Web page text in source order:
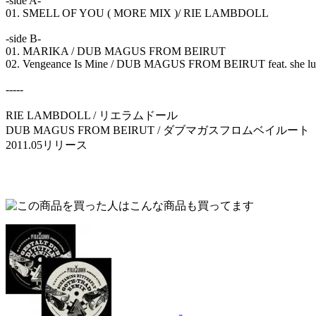
01. SMELL OF YOU ( MORE MIX )/ RIE LAMBDOLL
-side B-
01. MARIKA / DUB MAGUS FROM BEIRUT
02. Vengeance Is Mine / DUB MAGUS FROM BEIRUT feat. she
-----
RIE LAMBDOLL / リエラムドール
DUB MAGUS FROM BEIRUT / ダブマガスフロムベイルート
2011.05リリース